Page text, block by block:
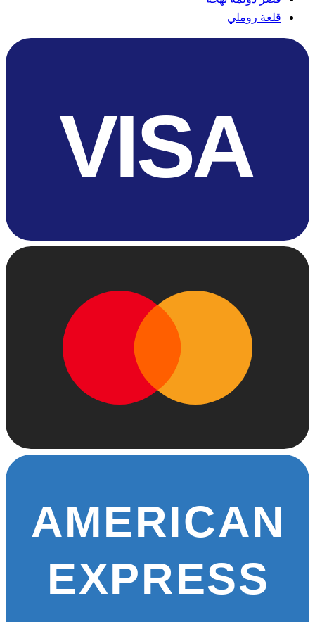
قلعة روملي
VISA
AMERICAN
EXPRESS